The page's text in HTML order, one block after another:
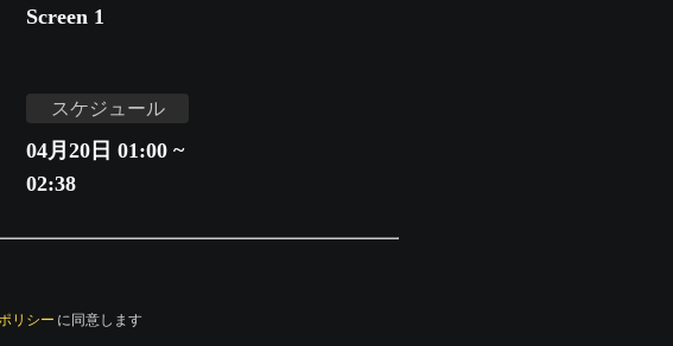
Screen 1
スケジュール
04月20日 01:00 ~
02:38
リシー に同意します